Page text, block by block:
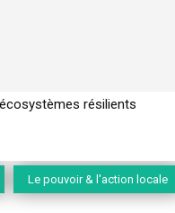
du vivant …
Le pouvoir & l'action locale